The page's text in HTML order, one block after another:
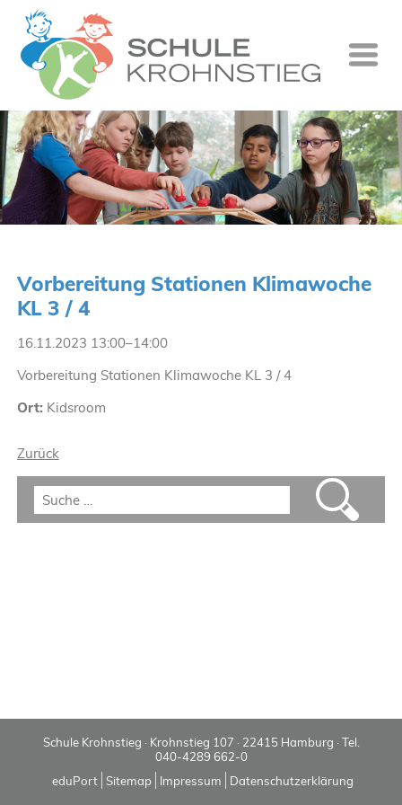
Vorbereitung Stationen Klimawoche
KL 3 / 4
16.11.2023 13:00–14:00
Vorbereitung Stationen Klimawoche KL 3 / 4
Ort:Kidsroom
Zurück
Schule Krohnstieg · Krohnstieg 107 · 22415 Hamburg · Tel.
040-4289 662-0
eduPort Sitemap Impressum Datenschutzerklärung
Startseite
Wer wir
Was wir
Ganztag
Kontakt